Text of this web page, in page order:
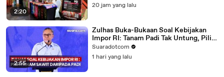
2:20
20 jam yang lalu
2:55
Zulhas Buka-Bukaan Soal Kebijakan
Impor RI: Tanam Padi Tak Untung, Pilih
Tanam Sawit!
Suaradotcom
1 hari yang lalu